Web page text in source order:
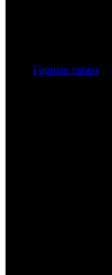
Горные лыжи